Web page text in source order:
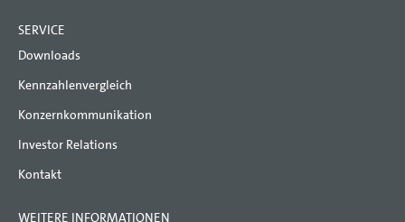
SERVICE
Downloads
Kennzahlenvergleich
Konzernkommunikation
Investor Relations
Kontakt
WEITERE INFORMATIONEN